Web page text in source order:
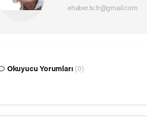
ehaber.tv.tr@gmail.com
Okuyucu Yorumları (0)